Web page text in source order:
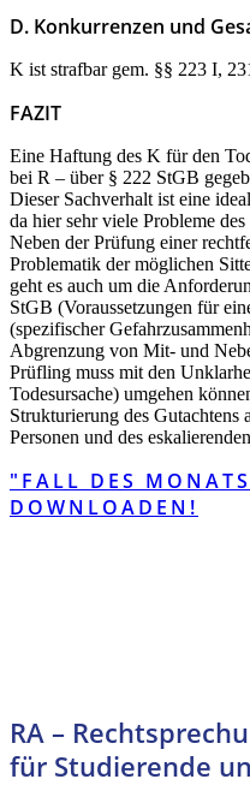
D. Konkurrenzen und
K ist strafbar gem. §§ 223 I,
FAZIT
Eine Haftung des K für den
bei R – über § 222 StGB
Dieser Sachverhalt ist eine
da hier sehr viele Probleme
Neben der Prüfung einer
Problematik der möglichen
geht es auch um die
StGB (Voraussetzungen für
(spezifischer
Abgrenzung von Mit- und
Prüfling muss mit den
Todesursache) umgehen
Strukturierung des Gutachtens
Personen und des
"FALL DES
DOWNLOADEN!
RA –
für Studierende